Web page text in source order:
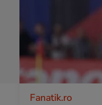
Fanatik.ro